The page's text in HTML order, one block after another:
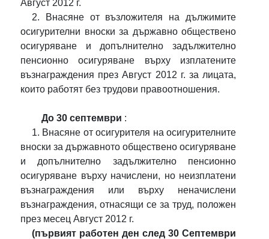
Август 2012 г.
2. Внасяне от възложителя на дължимите
осигурителни вноски за държавно обществено
осигуряване и допълнително задължително
пенсионно осигуряване върху изплатените
възнаграждения през Август 2012 г. за лицата,
които работят без трудови правоотношения.
До 30 септември :
1. Внасяне от осигурителя на осигурителните
вноски за държавното обществено осигуряване
и допълнително задължително пенсионно
осигуряване върху начислени, но неизплатени
възнаграждения или върху неначислени
възнаграждения, отнасящи се за труд, положен
през месец Август 2012 г.
(първият работен ден след 30 Септември